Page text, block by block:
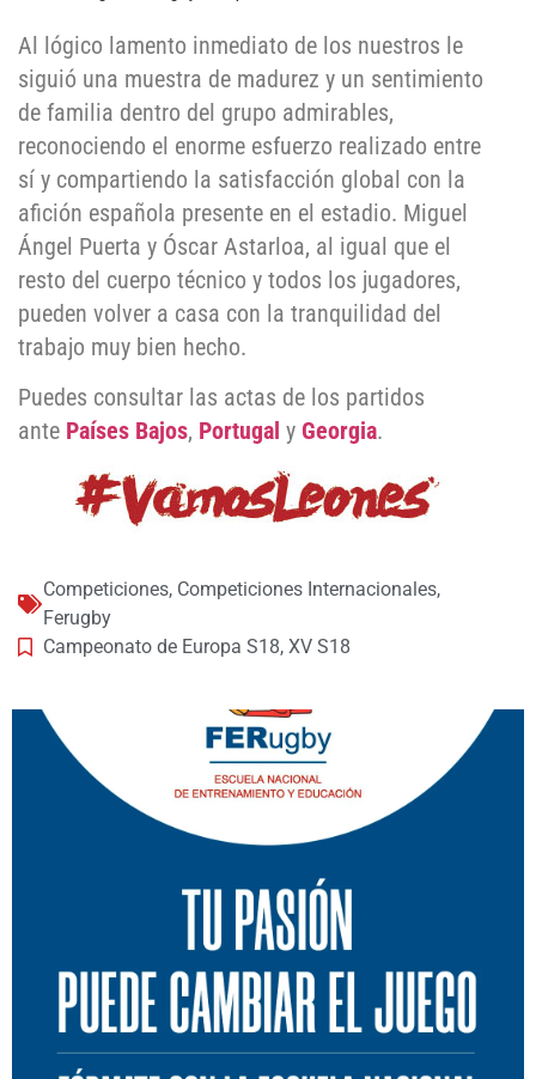
Al lógico lamento inmediato de los nuestros le
siguió una muestra de madurez y un sentimiento
de familia dentro del grupo admirables,
reconociendo el enorme esfuerzo realizado entre
sí y compartiendo la satisfacción global con la
afición española presente en el estadio. Miguel
Ángel Puerta y Óscar Astarloa, al igual que el
resto del cuerpo técnico y todos los jugadores,
pueden volver a casa con la tranquilidad del
trabajo muy bien hecho.
Puedes consultar las actas de los partidos
ante Países Bajos, Portugal y Georgia.
Competiciones, Competiciones Internacionales,
Ferugby
Campeonato de Europa S18, XV S18